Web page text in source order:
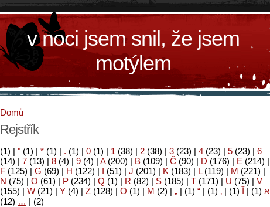
v noci jsem snil, že jsem
motýlem
Domů
Rejstřík
(1) | " (1) | * (1) | . (1) | 0 (1) | 1 (38) | 2 (38) | 3 (23) | 4 (23) | 5 (23) | 6
(14) | 7 (13) | 8 (4) | 9 (4) | A(200) | B (109) | Č (90) | D (176) | E (214) |
F (125) | G (69) | H (122) | I (51) | J (201) | K (183) | L(119) | M (221) |
N (75) | O (61) | P (234) | Q (1) | R (82) | S (185) | T (171) | U (75) | V
(155) | W (21) | Y (4) | Z (128) | Ο (1) | М (2) | א (1)
| آ (1)
|
‚
(1)
|
“
(1)
|
„
(2)
|
…
(12)